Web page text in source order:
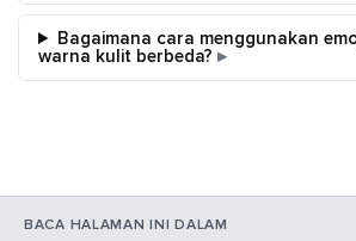
Bagaimana cara menggunakan
warna kulit berbeda?
BACA HALAMAN INI DALAM